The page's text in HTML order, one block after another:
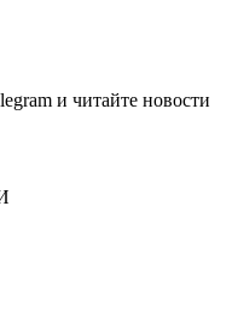
и читайте новости